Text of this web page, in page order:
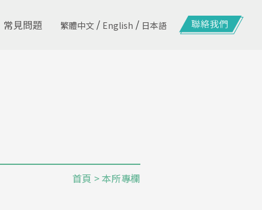
常見問題 繁體中文 / English / 日本語
首頁 >本所專欄